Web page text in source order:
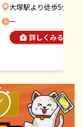
大塚駅より徒歩5分
ー